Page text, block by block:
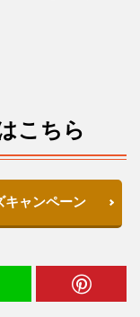
こちら
キャンペーン